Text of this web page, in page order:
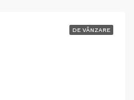
DE VÂNZARE